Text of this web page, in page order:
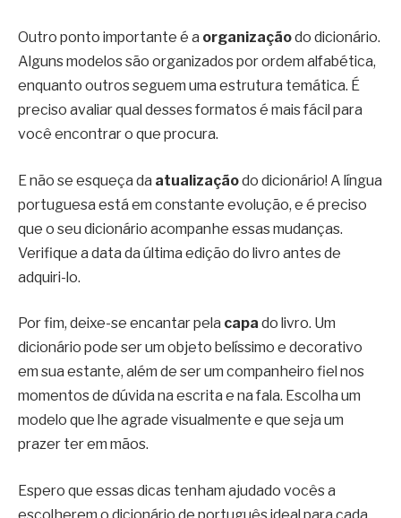
Outro ponto importante é a organizaçãodo dicionário.
Alguns modelos são organizados por ordem alfabética,
enquanto outros seguem uma estrutura temática. É
preciso avaliar qual desses formatos é mais fácil para
você encontrar o que procura.
E não se esqueça da atualizaçãodo dicionário! A língua
portuguesa está em constante evolução, e é preciso
que o seu dicionário acompanhe essas mudanças.
Verifique a data da última edição do livro antes de
adquiri-lo.
Por fim, deixe-se encantar pela capa do livro. Um
dicionário pode ser um objeto belíssimo e decorativo
em sua estante, além de ser um companheiro fiel nos
momentos de dúvida na escrita e na fala. Escolha um
modelo que lhe agrade visualmente e que seja um
prazer ter em mãos.
Espero que essas dicas tenham ajudado vocês a
escolherem o dicionário de português ideal para cada